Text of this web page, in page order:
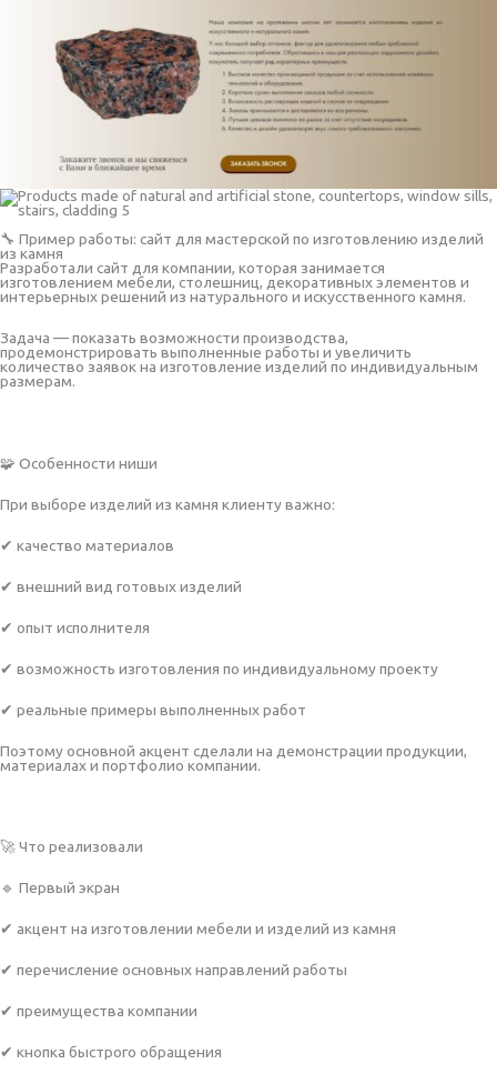
🔧 Пример работы: сайт для мастерской по изготовлению изделий
из камня
Разработали сайт для компании, которая занимается
изготовлением мебели, столешниц, декоративных элементов и
интерьерных решений из натурального и искусственного камня.
Задача — показать возможности производства,
продемонстрировать выполненные работы и увеличить
количество заявок на изготовление изделий по индивидуальным
размерам.
🧩 Особенности ниши
При выборе изделий из камня клиенту важно:
✔ качество материалов
✔ внешний вид готовых изделий
✔ опыт исполнителя
✔ возможность изготовления по индивидуальному проекту
✔ реальные примеры выполненных работ
Поэтому основной акцент сделали на демонстрации продукции,
материалах и портфолио компании.
🚀 Что реализовали
🔹 Первый экран
✔ акцент на изготовлении мебели и изделий из камня
✔ перечисление основных направлений работы
✔ преимущества компании
✔ кнопка быстрого обращения